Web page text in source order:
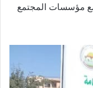
مع مؤسسات المجتمع